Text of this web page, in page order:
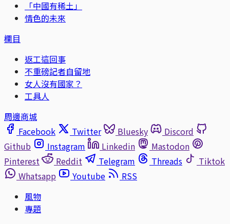
「中國有稀土」
情色的未來
欄目
返工這回事
不重磅記者自留地
女人沒有國家？
工具人
周邊商城
Facebook
Twitter Bluesky
Discord
Github
Instagram Linkedin
Mastodon
Pinterest
Reddit Telegram Threads
Tiktok
Whatsapp
Youtube
RSS
風物
專題